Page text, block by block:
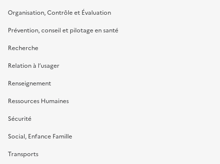
Organisation, Contrôle et Évaluation
Prévention, conseil et pilotage en santé
Recherche
Relation à l’usager
Renseignement
Ressources Humaines
Sécurité
Social, Enfance Famille
Transports